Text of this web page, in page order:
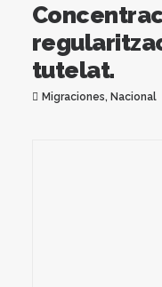
tutelat.
Migraciones, Nacional